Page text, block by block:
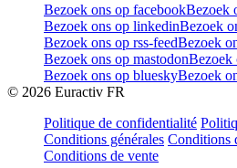
Bezoek ons op facebookBezoek
Bezoek ons op linkedinBezoek
Bezoek ons op rss-feedBezoek
Bezoek ons op mastodonBezoek
Bezoek ons op blueskyBezoek
© 2026 Euractiv FR
Politique de confidentialité
Conditions générales Conditions
Conditions de vente